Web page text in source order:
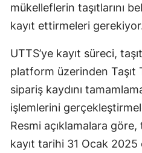
mükelleflerin taşıtlarını
kayıt ettirmeleri
UTTS’ye kayıt süreci,
platform üzerinden Taşıt
sipariş kaydını
işlemlerini
Resmi açıklamalara
kayıt tarihi 31 Ocak